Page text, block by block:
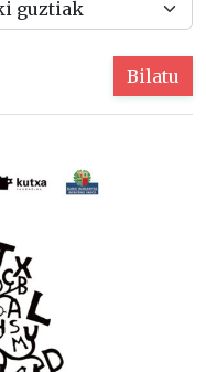
Bilatu